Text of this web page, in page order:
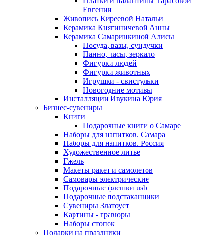
Евгении
Живопись Киреевой Натальи
Керамика Княгиничевой Анны
Керамика Самаринкиной Алисы
Посуда, вазы, сундучки
Панно, часы, зеркало
Фигурки людей
Фигурки животных
Игрушки - свистульки
Новогодние мотивы
Инсталляции Ивукина Юрия
Бизнес-сувениры
Книги
Подарочные книги о Самаре
Наборы для напитков. Самара
Наборы для напитков. Россия
Художественное литье
Гжель
Макеты ракет и самолетов
Самовары электрические
Подарочные флешки usb
Подарочные подстаканники
Сувениры Златоуст
Картины - гравюры
Наборы стопок
Подарки на праздники